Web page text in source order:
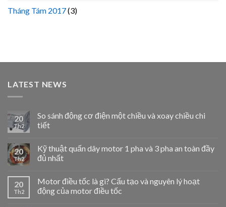
Tháng Tám 2017(3)
LATEST NEWS
20
Th2
So sánh động cơ điện một chiều và xoay chiều chi
tiết
20
Th2
Kỹ thuật quấn dây motor 1 pha và 3 pha an toàn đầy
đủ nhất
20
Th2
Motor điều tốc là gì? Cấu tạo và nguyên lý hoạt
động của motor điều tốc